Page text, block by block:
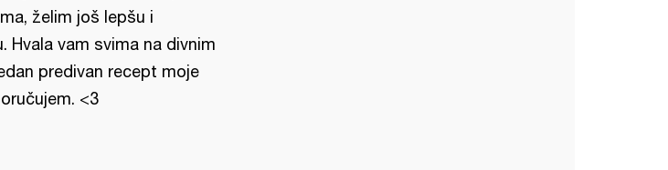
želim još lepšu i
Hvala vam svima na divnim
predivan recept moje
<3